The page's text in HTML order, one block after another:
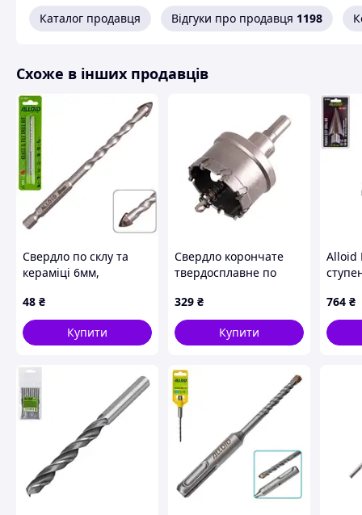
Каталог продавця Відгуки про продавця 1198
Схоже в інших продавців
Свердло по склу та
кераміці 6мм,
Alloid, L= 105mm
48 ₴
Купити
Свердло корончате
твердосплавне по
329 ₴
Купити
Alloid
30мм
764 ₴